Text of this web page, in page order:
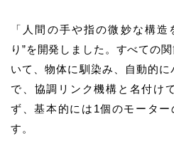
「人間の手や指の微妙な構造
り”を開発しました。すべての
いて、物体に馴染み、自動的
で、 協調リンク機構と 名付けて
ず、基本的には1個のモータ
す。